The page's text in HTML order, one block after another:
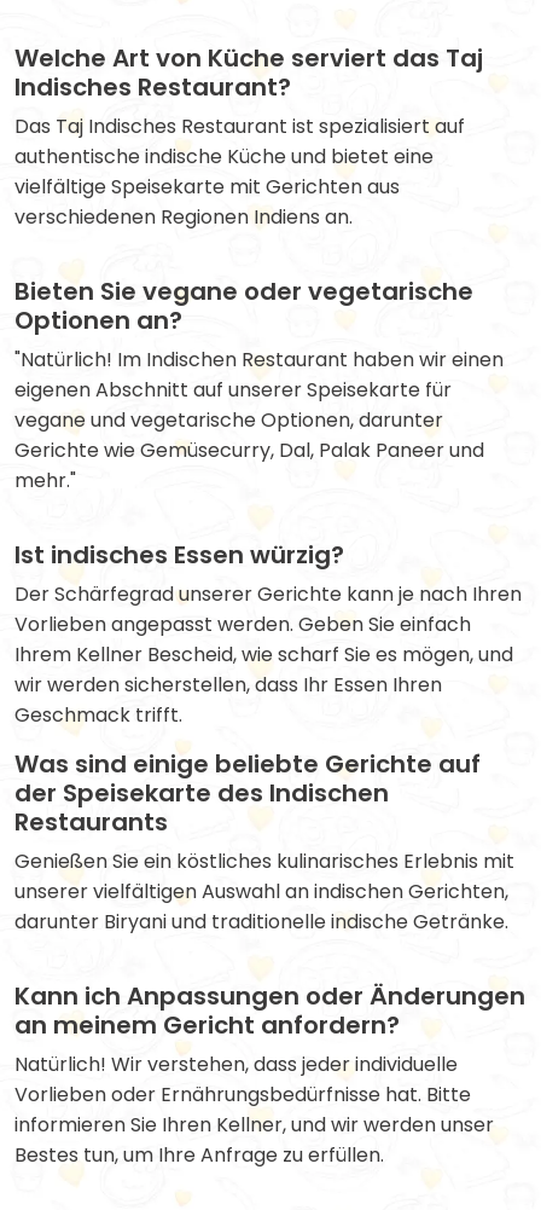
Welche Art von Küche serviert das Taj
Indisches Restaurant?
Das Taj Indisches Restaurant ist spezialisiert auf
authentische indische Küche und bietet eine
vielfältige Speisekarte mit Gerichten aus
verschiedenen Regionen Indiens an.
Bieten Sie vegane oder vegetarische
Optionen an?
"Natürlich! Im Indischen Restaurant haben wir einen
eigenen Abschnitt auf unserer Speisekarte für
vegane und vegetarische Optionen, darunter
Gerichte wie Gemüsecurry, Dal, Palak Paneer und
mehr."
Ist indisches Essen würzig?
Der Schärfegrad unserer Gerichte kann je nach Ihren
Vorlieben angepasst werden. Geben Sie einfach
Ihrem Kellner Bescheid, wie scharf Sie es mögen, und
wir werden sicherstellen, dass Ihr Essen Ihren
Geschmack trifft.
Was sind einige beliebte Gerichte auf
der Speisekarte des Indischen
Restaurants
Genießen Sie ein köstliches kulinarisches Erlebnis mit
unserer vielfältigen Auswahl an indischen Gerichten,
darunter Biryani und traditionelle indische Getränke.
Kann ich Anpassungen oder Änderungen
an meinem Gericht anfordern?
Natürlich! Wir verstehen, dass jeder individuelle
Vorlieben oder Ernährungsbedürfnisse hat. Bitte
informieren Sie Ihren Kellner, und wir werden unser
Bestes tun, um Ihre Anfrage zu erfüllen.